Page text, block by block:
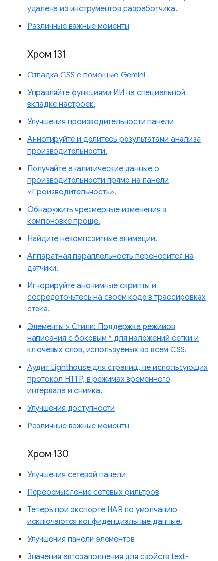
удалена из инструментов разработчика.
Различные важные моменты
Хром 131
Отладка CSS с помощью Gemini
Управляйте функциями ИИ на специальной
вкладке настроек.
Улучшения производительности панели
Аннотируйте и делитесь результатами анализа
производительности.
Получайте аналитические данные о
производительности прямо на панели
«Производительность».
Обнаружить чрезмерные изменения в
компоновке проще.
Найдите некомпозитные анимации.
Аппаратная параллельность переносится на
датчики.
Игнорируйте анонимные скрипты и
сосредоточьтесь на своем коде в трассировках
стека.
Элементы > Стили: Поддержка режимов
написания с боковым * для наложений сетки и
ключевых слов, используемых во всем CSS.
Аудит Lighthouse для страниц, не использующих
протокол HTTP, в режимах временного
интервала и снимка.
Улучшения доступности
Различные важные моменты
Хром 130
Улучшения сетевой панели
Переосмысление сетевых фильтров
Теперь при экспорте HAR по умолчанию
исключаются конфиденциальные данные.
Улучшения панели элементов
Значения автозаполнения для свойств text-